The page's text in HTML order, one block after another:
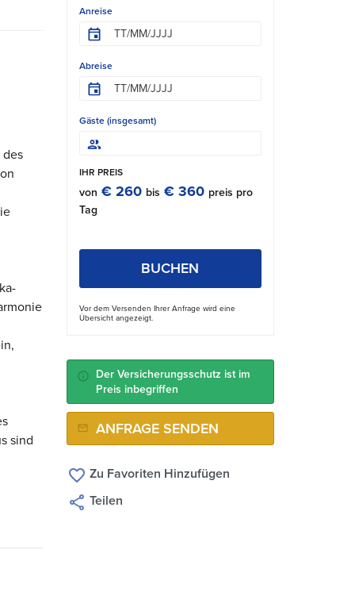
des
sind
Anreise
Abreise
Gäste (insgesamt)
IHR PREIS
von € 260 bis € 360 preis pro
Tag
BUCHEN
Vor dem Versenden Ihrer Anfrage wird eine
Übersicht angezeigt.
Der Versicherungsschutz ist im
Preis inbegriffen
ANFRAGE SENDEN
Zu Favoriten Hinzufügen
Teilen